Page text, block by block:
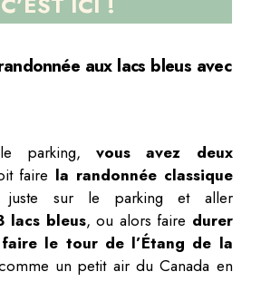
aux lacs bleus avec
parking, vous avez deux
faire la randonnée classique
juste sur le parking et aller
lacs bleus, ou alors faire durer
le tour de l’Étang de la
un petit air du Canada en